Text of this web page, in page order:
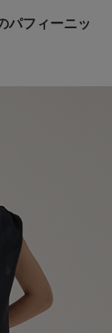
パフィーニッ